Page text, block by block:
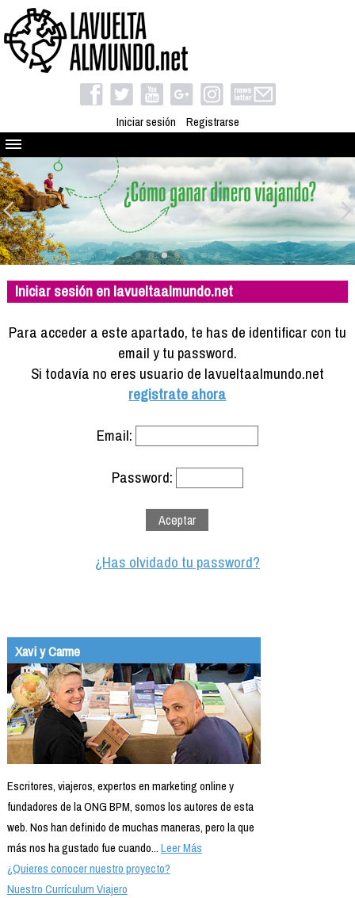
Iniciar sesión Registrarse
Quienes somos
El proyecto
Blog
Viaja con nosotros
Camino solidario
Libros
Compañeros de viaje
Info viajeros
Iniciar sesión en lavueltaalmundo.net
Para acceder a este apartado, te has de identificar con tu
email y tu password.
Si todavía no eres usuario de lavueltaalmundo.net
registrate ahora
Email:
Password:
¿Has olvidado tu password?
Xavi y Carme
Escritores, viajeros, expertos en marketing online y
fundadores de la ONG BPM, somos los autores de esta
web. Nos han definido de muchas maneras, pero la que
más nos ha gustado fue cuando...Leer Más
¿Quieres conocer nuestro proyecto?
Nuestro Currículum Viajero